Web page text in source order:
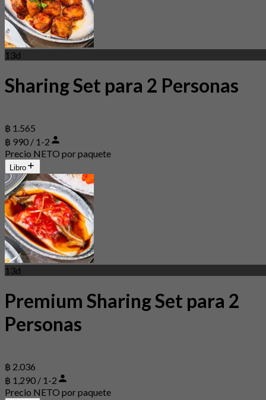
13d
Sharing Set para 2 Personas
฿ 1.565
฿ 990 / 1-2
Precio NETO por paquete
Libro
13d
Premium Sharing Set para 2
Personas
฿ 2.036
฿ 1,290 / 1-2
Precio NETO por paquete